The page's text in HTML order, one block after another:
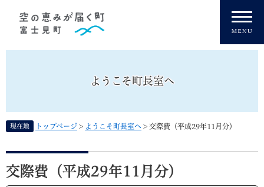
ようこそ町長室へ
現在地 トップページ > ようこそ町長室へ > 交際費（平成29年11月分）
本
文
交際費（平成29年11月分）